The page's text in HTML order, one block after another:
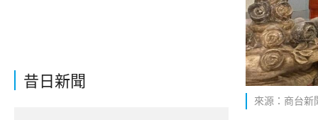
昔日新聞
來源：商台新